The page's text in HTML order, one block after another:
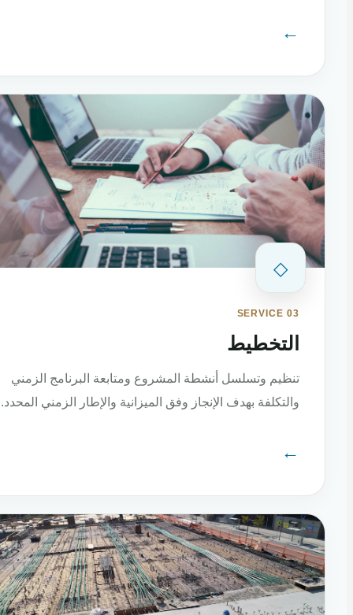
◇
SERVICE 03
التخطيط
تنظيم وتسلسل أنشطة المشروع ومتابعة البرنامج الزمني
والتكلفة بهدف الإنجاز وفق الميزانية والإطار الزمني المحدد.